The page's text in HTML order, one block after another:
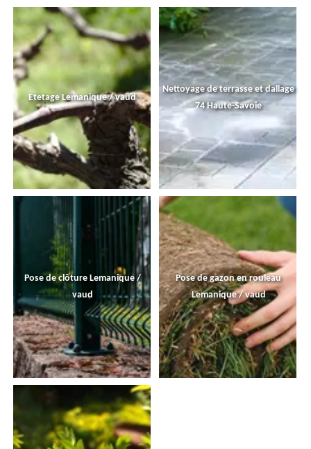
Etetage Lemanique / vaud
Nettoyage de terrasse et dallage
74 Haute-Savoie
Pose de clôture Lemanique /
vaud
Pose de gazon en rouleau
Lemanique / vaud